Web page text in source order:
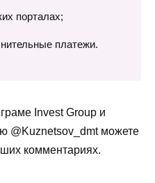
порталах;
платежи.
Invest Group и
@Kuznetsov_dmt можете
комментариях.